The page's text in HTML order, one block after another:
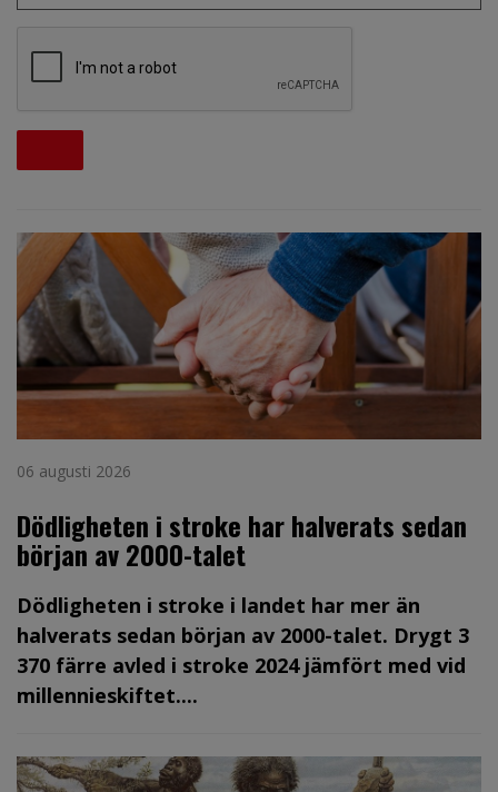
06 augusti 2026
Dödligheten i stroke har halverats sedan
början av 2000-talet
Dödligheten i stroke i landet har mer än
halverats sedan början av 2000-talet. Drygt 3
370 färre avled i stroke 2024 jämfört med vid
millennieskiftet....